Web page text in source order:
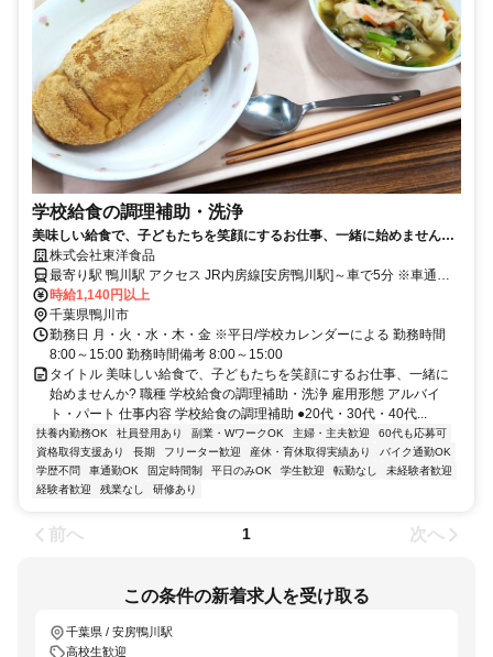
学校給食の調理補助・洗浄
美味しい給食で、子どもたちを笑顔にするお仕事、一緒に始めません
か?株式会社東洋食品
最寄り駅 鴨川駅 アクセス JR内房線[安房鴨川駅]～車で5分 ※車通勤
可
時給1,140円以上
千葉県鴨川市
勤務日 月・火・水・木・金 ※平日/学校カレンダーによる 勤務時間
8:00～15:00 勤務時間備考 8:00～15:00
タイトル 美味しい給食で、子どもたちを笑顔にするお仕事、一緒に
始めませんか? 職種 学校給食の調理補助・洗浄 雇用形態 アルバイ
ト・パート 仕事内容 学校給食の調理補助 ●20代・30代・40代...
扶養内勤務OK 社員登用あり 副業・WワークOK 主婦・主夫歓迎
60代も応募可
資格取得支援あり
長期 フリーター歓迎 産休・育休取得実績あり
バイク通勤OK
学歴不問
車通勤OK 固定時間制 平日のみOK 学生歓迎 転勤なし
未経験者歓迎
経験者歓迎
残業なし 研修あり
前へ 1 次へ
この条件の新着求人を受け取る
千葉県 / 安房鴨川駅
高校生歓迎